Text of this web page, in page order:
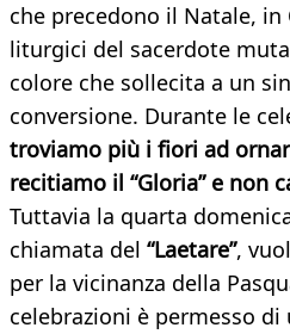
che precedono il Natale,
liturgici del sacerdote
colore che sollecita a un
conversione. Durante le
troviamo più i fiori ad
recitiamo il “Gloria” e non
Tuttavia la quarta
chiamata del “Laetare”,
per la vicinanza della
celebrazioni è permesso